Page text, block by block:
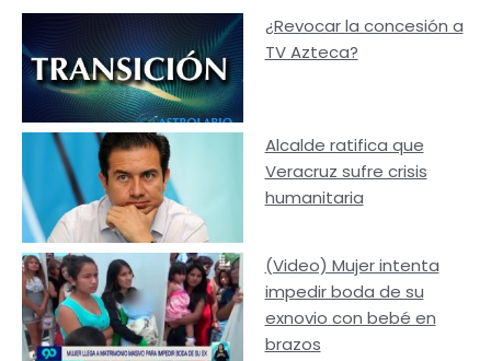
¿Revocar la concesión a
TV Azteca?
Alcalde ratifica que
Veracruz sufre crisis
humanitaria
(Video) Mujer intenta
impedir boda de su
exnovio con bebé en
brazos